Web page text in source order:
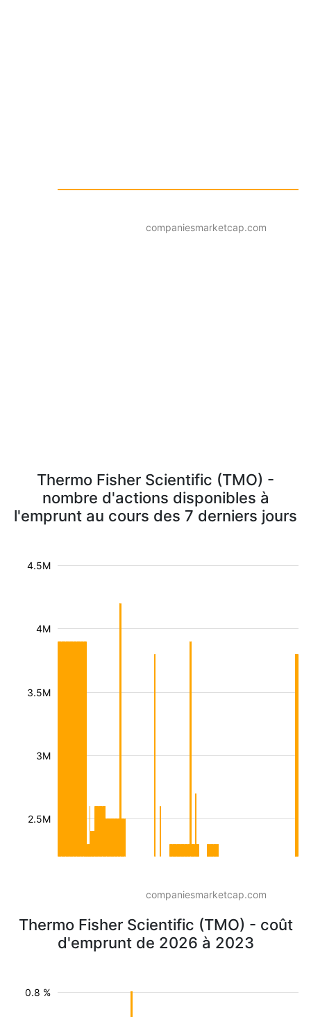
companiesmarketcap.com
Thermo Fisher Scientific (TMO) -
nombre d'actions disponibles à
l'emprunt au cours des 7 derniers jours
2.5M
3M
3.5M
4M
4.5M
companiesmarketcap.com
Thermo Fisher Scientific (TMO) - coût
d'emprunt de 2026 à 2023
0.8 %